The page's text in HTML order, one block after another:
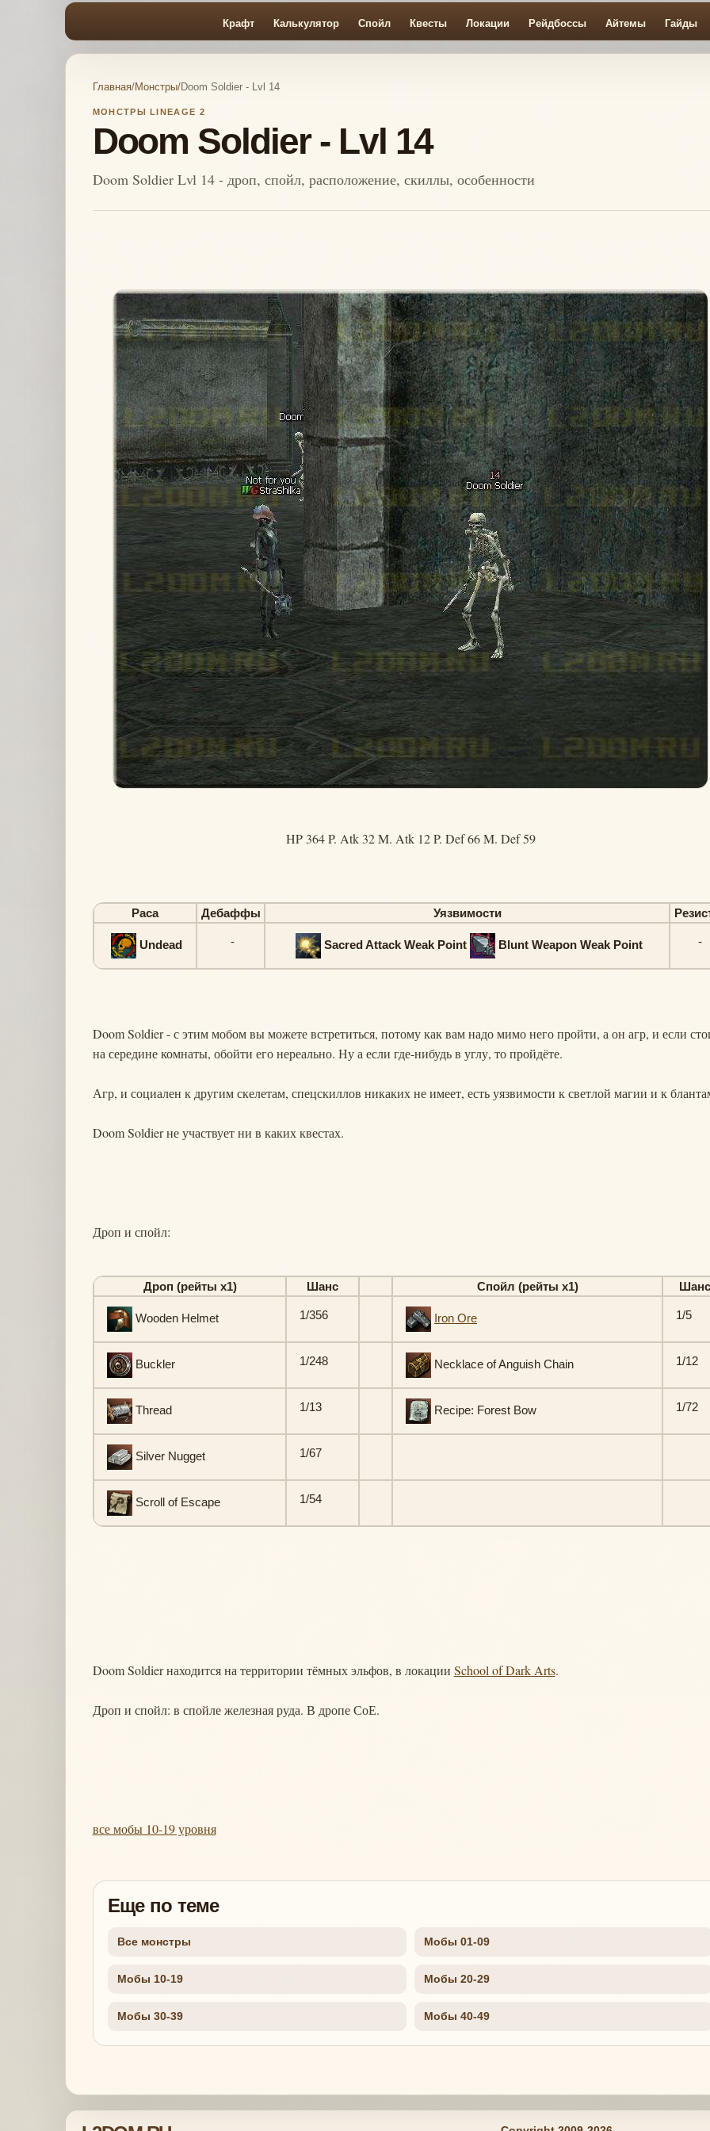
Крафт Калькулятор Спойл Квесты Локации Рейдбоссы Айтемы Гайды
Главная/Монстры/Doom Soldier - Lvl 14
МОНСТРЫ LINEAGE 2
Doom Soldier - Lvl 14
Doom Soldier Lvl 14 - дроп, спойл, расположение, скиллы, особенности
HP 364 P. Atk 32 M. Atk 12 P. Def 66 M. Def 59
Раса Дебаффы Уязвимости
Undead - Sacred Attack Weak Point Blunt Weapon Weak Point -
Doom Soldier - с этим мобом вы можете встретиться, потому как вам надо мимо него пройти, а он агр, и если
на середине комнаты, обойти его нереально. Ну а если где-нибудь в углу, то пройдёте.
Агр, и социален к другим скелетам, спецскиллов никаких не имеет, есть уязвимости к светлой магии и к
Doom Soldier не участвует ни в каких квестах.
Дроп и спойл:
Дроп (рейты х1) Шанс Спойл (рейты х1) Шанс
Wooden Helmet 1/356 Iron Ore 1/5
Buckler 1/248 Necklace of Anguish Chain 1/12
Thread 1/13 Recipe: Forest Bow 1/72
Silver Nugget 1/67
Scroll of Escape 1/54
Doom Soldier находится на территории тёмных эльфов, в локации School of Dark Arts.
Дроп и спойл: в спойле железная руда. В дропе СоЕ.
все мобы 10-19 уровня
Еще по теме
Все монстры Мобы 01-09
Мобы 10-19 Мобы 20-29
Мобы 30-39 Мобы 40-49